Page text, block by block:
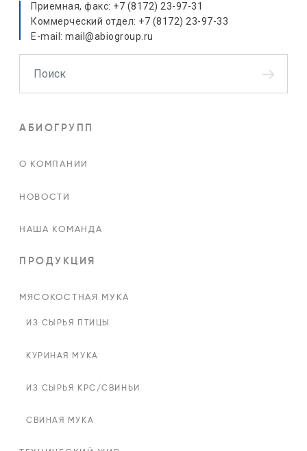
Приемная, факс: +7 (8172) 23-97-31
Коммерческий отдел: +7 (8172) 23-97-33
E-mail: mail@abiogroup.ru
АБИОГРУПП
О КОМПАНИИ
НОВОСТИ
НАША КОМАНДА
ПРОДУКЦИЯ
МЯСОКОСТНАЯ МУКА
ИЗ СЫРЬЯ ПТИЦЫ
КУРИНАЯ МУКА
ИЗ СЫРЬЯ КРС/СВИНЬИ
СВИНАЯ МУКА